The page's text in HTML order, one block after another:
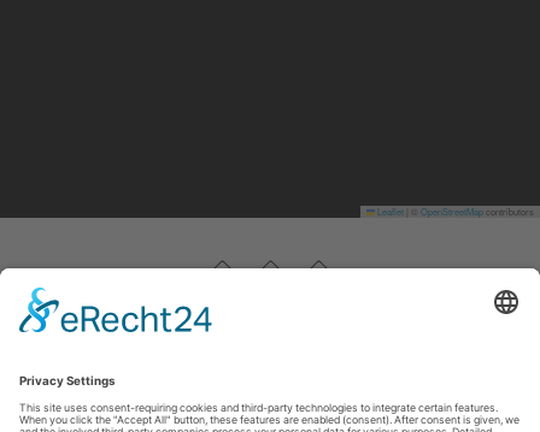
Leaflet OpenStreetMapcontributors
Impressum